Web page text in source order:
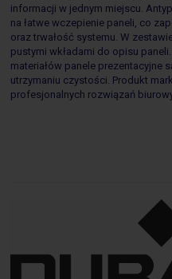
informacji w jednym miejscu.
na łatwe wczepienie paneli, co
oraz trwałość systemu. W
pustymi wkładami do opisu
materiałów panele prezentacyjne
utrzymaniu czystości. Produkt
profesjonalnych rozwiązań